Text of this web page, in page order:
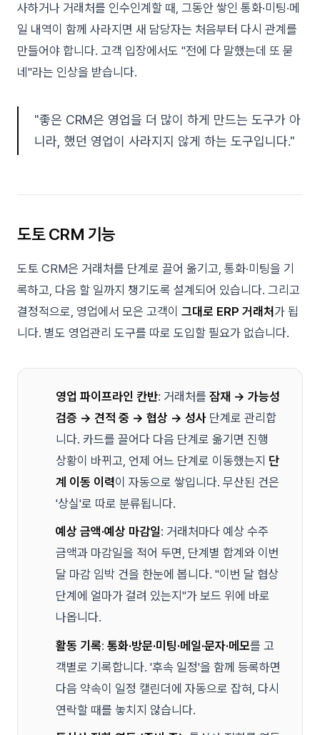
사하거나 거래처를 인수인계할 때, 그동안 쌓인 통화·미팅·메
일 내역이 함께 사라지면 새 담당자는 처음부터 다시 관계를
만들어야 합니다. 고객 입장에서도 "전에 다 말했는데 또 묻
네"라는 인상을 받습니다.
"좋은 CRM은 영업을 더 많이 하게 만드는 도구가 아
니라, 했던 영업이 사라지지 않게 하는 도구입니다."
도토 CRM 기능
도토 CRM은 거래처를 단계로 끌어 옮기고, 통화·미팅을 기
록하고, 다음 할 일까지 챙기도록 설계되어 있습니다. 그리고
결정적으로, 영업에서 모은 고객이 그대로 ERP 거래처가 됩
니다. 별도 영업관리 도구를 따로 도입할 필요가 없습니다.
영업 파이프라인 칸반: 거래처를잠재 → 가능성
검증 → 견적 중 → 협상 → 성사 단계로 관리합
니다. 카드를 끌어다 다음 단계로 옮기면 진행
상황이 바뀌고, 언제 어느 단계로 이동했는지 단
계 이동 이력이 자동으로 쌓입니다. 무산된 건은
'상실'로 따로 분류됩니다.
예상 금액·예상 마감일: 거래처마다 예상 수주
금액과 마감일을 적어 두면, 단계별 합계와 이번
달 마감 임박 건을 한눈에 봅니다. "이번 달 협상
단계에 얼마가 걸려 있는지"가 보드 위에 바로
나옵니다.
활동 기록:통화·방문·미팅·메일·문자·메모를 고
객별로 기록합니다. '후속 일정'을 함께 등록하면
다음 약속이 일정 캘린더에 자동으로 잡혀, 다시
연락할 때를 놓치지 않습니다.